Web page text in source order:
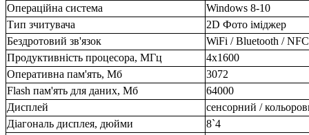
Операційна система
Windows 8-10
Тип зчитувача
2D Фото іміджер
Бездротовий зв'язок
WiFi / Bluetooth / NFC
Продуктивність процесора, МГц
4x1600
Оперативна пам'ять, Мб
3072
Flash пам'ять для даних, Мб
64000
Дисплей
сенсорний /
Діагональ дисплея, дюйми
8`4